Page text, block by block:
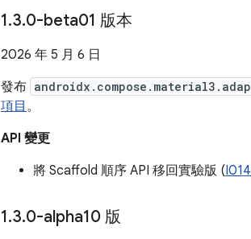
1.3.0-beta01 版本
2026 年 5 月 6 日
發布
項目 。
API 變更
將 Scaffold 順序 API 移回實驗版 (
1.3.0-alpha10 版